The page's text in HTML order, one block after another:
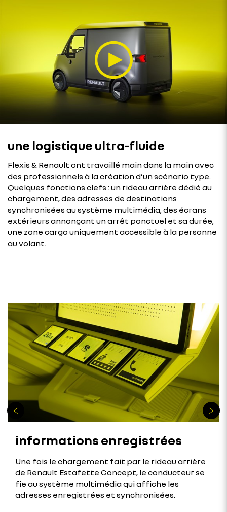
une logistique ultra-fluide
Flexis & Renault ont travaillé main dans la main avec
des professionnels à la création d’un scénario type.
Quelques fonctions clefs : un rideau arrière dédié au
chargement, des adresses de destinations
synchronisées au système multimédia, des écrans
extérieurs annonçant un arrêt ponctuel et sa durée,
une zone cargo uniquement accessible à la personne
au volant.
informations enregistrées
Une fois le chargement fait par le rideau arrière
de Renault Estafette Concept, le conducteur se
fie au système multimédia qui affiche les
adresses enregistrées et synchronisées.